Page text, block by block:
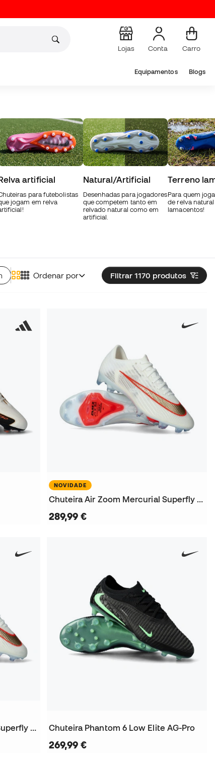
Lojas Conta Carro
Equipamentos Blogs
artificial
para futebolistas
jogam em relva
Natural/Artificial
Desenhadas para jogadores
que competem tanto em
relvado natural como em
artificial.
Terreno
Para quem
de relva
lamacentos!
Filtrar 1170 produtos
Ordenar por
Chuteiras Skechers Chuteiras New Balance
NOVIDADE
Chuteira Air Zoom Mercurial Superfly 11 Elite FG
289,99 €
Chuteira Air Zoom Mercurial Superfly 11 Elite AG-Pro Chuteira Phantom 6 Low Elite AG-Pro
269,99 €